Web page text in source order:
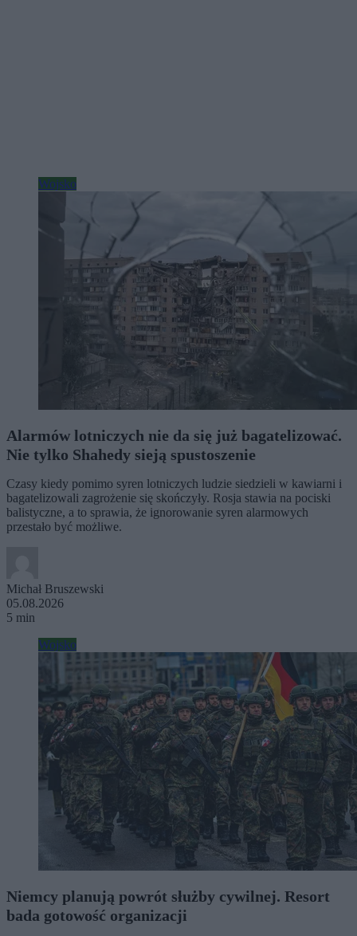
Wojsko
Alarmów lotniczych nie da się już bagatelizować.
Nie tylko Shahedy sieją spustoszenie
Czasy kiedy pomimo syren lotniczych ludzie siedzieli w kawiarni i
bagatelizowali zagrożenie się skończyły. Rosja stawia na pociski
balistyczne, a to sprawia, że ignorowanie syren alarmowych
przestało być możliwe.
Michał Bruszewski
05.08.2026
5 min
Wojsko
Niemcy planują powrót służby cywilnej. Resort
bada gotowość organizacji